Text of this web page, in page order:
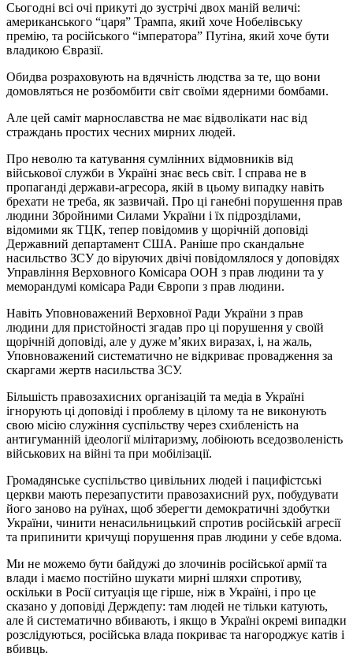
Сьогодні всі очі прикуті до зустрічі двох маній величі:
американського “царя” Трампа, який хоче Нобелівську
премію, та російського “імператора” Путіна, який хоче бути
владикою Євразії.
Обидва розраховують на вдячність людства за те, що вони
домовляться не розбомбити світ своїми ядерними бомбами.
Але цей саміт марнославства не має відволікати нас від
страждань простих чесних мирних людей.
Про неволю та катування сумлінних відмовників від
військової служби в Україні знає весь світ. І справа не в
пропаганді держави-агресора, якій в цьому випадку навіть
брехати не треба, як зазвичай. Про ці ганебні порушення прав
людини Збройними Силами України і їх підрозділами,
відомими як ТЦК, тепер повідомив у щорічній доповіді
Державний департамент США. Раніше про скандальне
насильство ЗСУ до віруючих двічі повідомлялося у доповідях
Управління Верховного Комісара ООН з прав людини та у
меморандумі комісара Ради Європи з прав людини.
Навіть Уповноважений Верховної Ради України з прав
людини для пристойності згадав про ці порушення у своїй
щорічній доповіді, але у дуже м’яких виразах, і, на жаль,
Уповноважений систематично не відкриває провадження за
скаргами жертв насильства ЗСУ.
Більшість правозахисних організацій та медіа в Україні
ігнорують ці доповіді і проблему в цілому та не виконують
свою місію служіння суспільству через схибленість на
антигуманній ідеології мілітаризму, лобіюють вседозволеність
військових на війні та при мобілізації.
Громадянське суспільство цивільних людей і пацифістські
церкви мають перезапустити правозахисний рух, побудувати
його заново на руїнах, щоб зберегти демократичні здобутки
України, чинити ненасильницький спротив російській агресії
та припинити кричущі порушення прав людини у себе вдома.
Ми не можемо бути байдужі до злочинів російської армії та
влади і маємо постійно шукати мирні шляхи спротиву,
оскільки в Росії ситуація ще гірше, ніж в Україні, і про це
сказано у доповіді Держдепу: там людей не тільки катують,
але й систематично вбивають, і якщо в Україні окремі випадки
розслідуються, російська влада покриває та нагороджує катів і
вбивць.